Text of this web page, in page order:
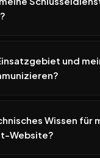
und
Wissen für
Website?